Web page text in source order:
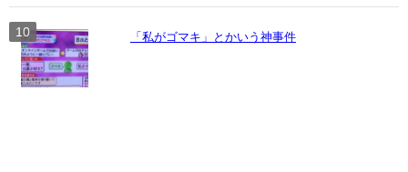
「私がゴマキ」とかいう神事件